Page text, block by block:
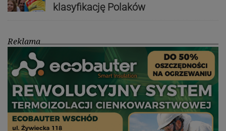
klasyfikację Polaków
Reklama